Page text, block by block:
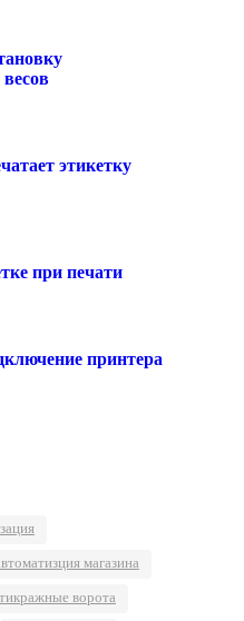
этикетку
при печати
принтера
магазина
ворота